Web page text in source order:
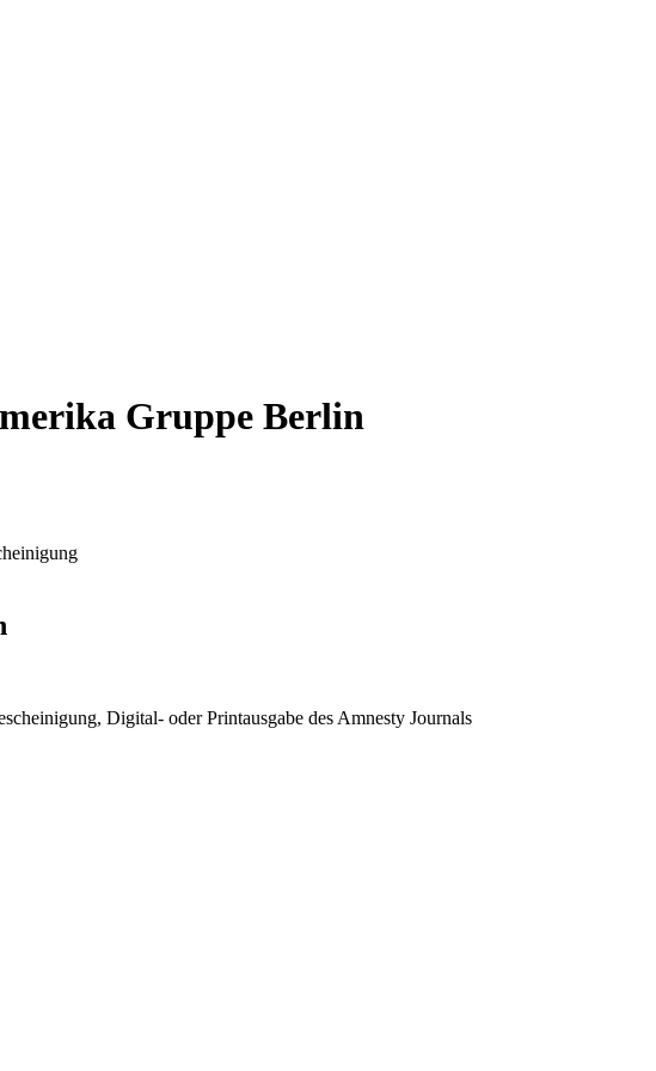
Gruppe Berlin
Digital- oder Printausgabe des Amnesty Journals